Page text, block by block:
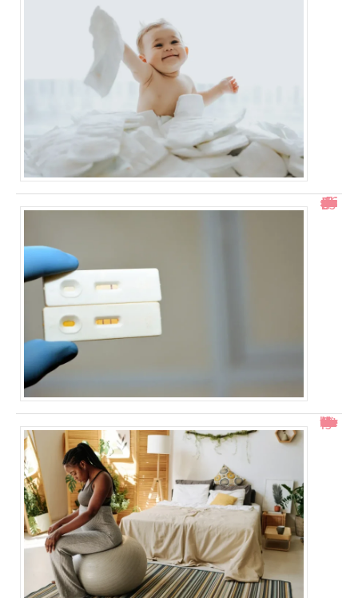
Test de grossesse positif mais prise de sang négative : explications
Col ouvert à 1 doigt : accouchement dans combien de temps ?